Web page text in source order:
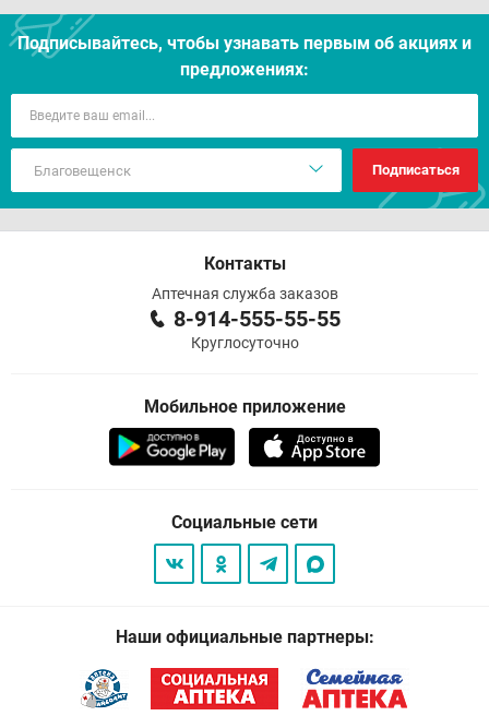
Подписывайтесь, чтобы узнавать первым об акцияx и
предложениях:
Подписаться
Контакты
Аптечная служба заказов
8-914-555-55-55
Круглосуточно
Мобильное приложение
Социальные сети
Наши официальные партнеры: